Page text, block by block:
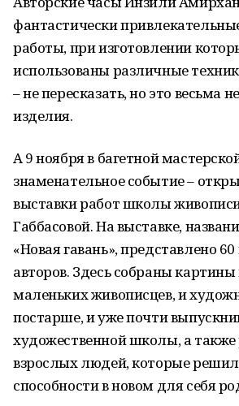
фантастически
работы, при изготовлении
использованы различные
– не пересказать, но это весьма
изделия.
А 9 ноября в багетной
знаменательное событие –
выставки работ школы
Габбасовой. На выставке,
«Новая гавань», представлено
авторов. Здесь собраны картины
маленьких живописцев, и
постарше, и уже почти
художественной школы, а
взрослых людей, которые
способности в новом для себя